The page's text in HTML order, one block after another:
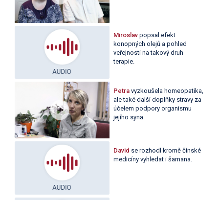
Miroslavpopsal efekt
konopných olejů a pohled
veřejnosti na takový druh
terapie.
Petra vyzkoušela homeopatika,
ale také další doplňky stravy za
účelem podpory organismu
jejího syna.
David se rozhodl kromě čínské
medicíny vyhledat i šamana.